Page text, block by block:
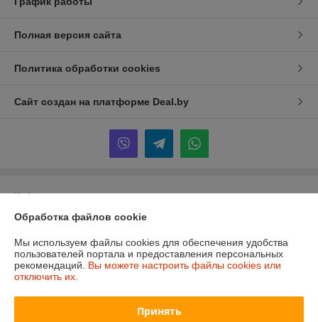
Полная версия сайта
Политика обработки cookies
Сайт создан на платформе Deal.by
Информация для покупателя
Юридическое лицо:ИП Дрягилев Виталий Геннадьевич
Регистрационный номер ЕГР: 193410039
УНП: 193410039
Регистрационный орган: Мингорисполком
Дата регистрации компании: 09.04.2020
Обработка файлов cookie
Мы используем файлы cookies для обеспечения удобства
пользователей портала и предоставления персональных
рекомендаций. Вы можете настроить файлы cookies или
отключить их.
Принять